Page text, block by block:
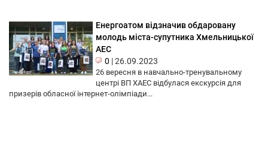
Енергоатом відзначив обдаровану
молодь міста-супутника Хмельницької
АЕС
0 |26.09.2023
26 вересня в навчально-тренувальному
центрі ВП ХАЕС відбулася екскурсія для
призерів обласної інтернет-олімпіади...